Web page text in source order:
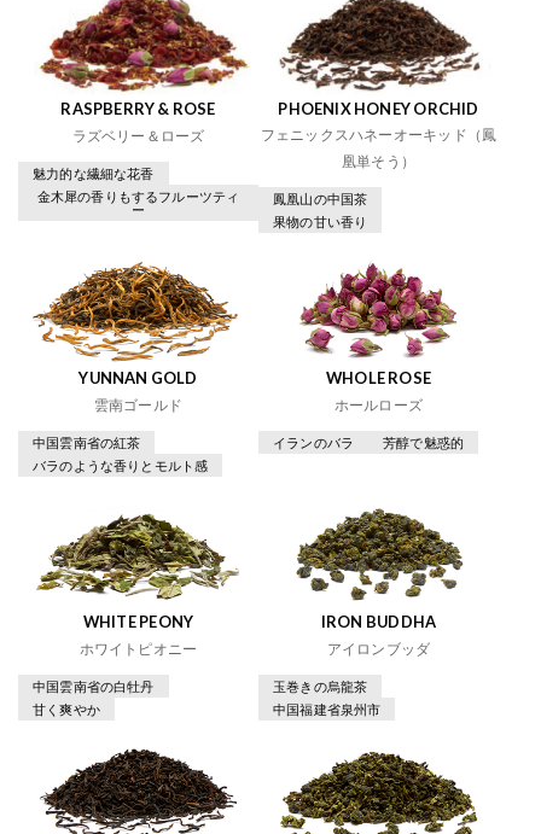
RASPBERRY & ROSE
ラズベリー＆ローズ
魅力的な繊細な花香
金木犀の香りもするフルーツティ
ー
PHOENIX HONEY ORCHID
フェニックスハネーオーキッド（鳳
凰単そう）
鳳凰山の中国茶
果物の甘い香り
YUNNAN GOLD
雲南ゴールド
中国雲南省の紅茶
バラのような香りとモルト感
WHOLE ROSE
ホールローズ
イランのバラ 芳醇で魅惑的
WHITE PEONY
ホワイトピオニー
中国雲南省の白牡丹
甘く爽やか
IRON BUDDHA
アイロンブッダ
玉巻きの烏龍茶
中国福建省泉州市